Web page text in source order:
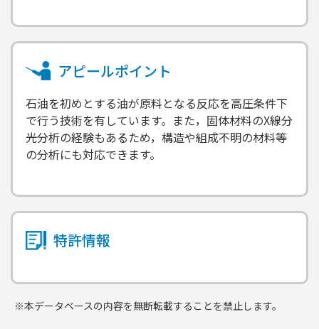
アピールポイント
石油を初めとする油が原料となる反応を高圧条件下
で行う技術を有しています。また，固体材料のX線分
光分析の経験もあるため，構造や組成不明の材料等
の分析にも対応できます。
特許情報
※本データベースの内容を無断転載することを禁止します。